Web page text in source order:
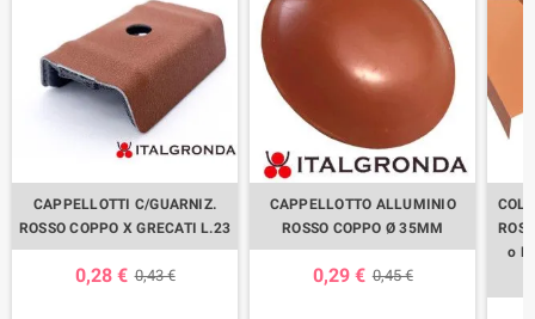
CAPPELLOTTI C/GUARNIZ.
ROSSO COPPO X GRECATI L.23
0,28 € 0,43 €
CAPPELLOTTO ALLUMINIO
ROSSO COPPO Ø 35MM
0,29 € 0,45 €
o